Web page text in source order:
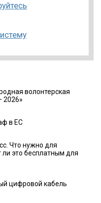
волонтерская
2026»
в ЕС
Что нужно для
это бесплатным для
цифровой кабель